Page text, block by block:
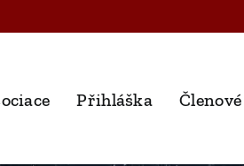
Přihláška Členové